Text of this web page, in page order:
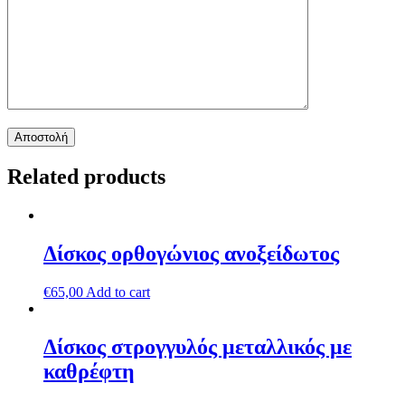
Related products
Δίσκος ορθογώνιος ανοξείδωτος
€65,00 Add to cart
Δίσκος στρογγυλός μεταλλικός με
καθρέφτη